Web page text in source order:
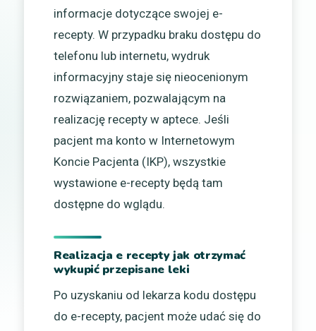
informacje dotyczące swojej e-
recepty. W przypadku braku dostępu do
telefonu lub internetu, wydruk
informacyjny staje się nieocenionym
rozwiązaniem, pozwalającym na
realizację recepty w aptece. Jeśli
pacjent ma konto w Internetowym
Koncie Pacjenta (IKP), wszystkie
wystawione e-recepty będą tam
dostępne do wglądu.
Realizacja e recepty jak otrzymać
wykupić przepisane leki
Po uzyskaniu od lekarza kodu dostępu
do e-recepty, pacjent może udać się do